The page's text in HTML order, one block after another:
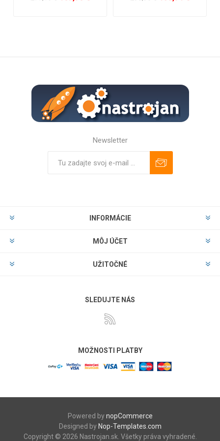
Newsletter
INFORMÁCIE
MÔJ ÚČET
UŽITOČNÉ
SLEDUJTE NÁS
MOŽNOSTI PLATBY
Powered bynopCommerce
Designed by Nop-Templates.com
Copyright © 2026 Nastrojan.sk. Všetky práva vyhradené.